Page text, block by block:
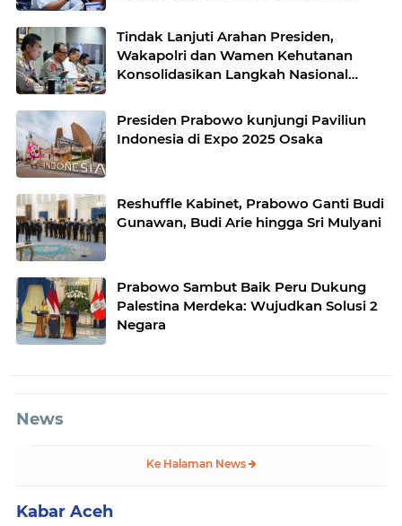
Tindak Lanjuti Arahan Presiden,
Wakapolri dan Wamen Kehutanan
Konsolidasikan Langkah Nasional
Presiden Prabowo kunjungi Paviliun
Indonesia di Expo 2025 Osaka
Reshuffle Kabinet, Prabowo Ganti Budi
Gunawan, Budi Arie hingga Sri Mulyani
Prabowo Sambut Baik Peru Dukung
Palestina Merdeka: Wujudkan Solusi 2
Negara
News
Ke Halaman News
Kabar Aceh